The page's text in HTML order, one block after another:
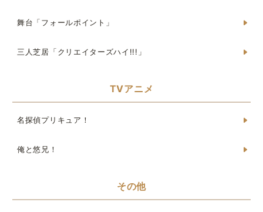
舞台「フォールポイント」
三人芝居「クリエイターズハイ!!!」
TVアニメ
名探偵プリキュア！
俺と悠兄！
その他